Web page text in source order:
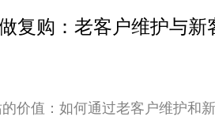
复购：老客户维护与新
价值：如何通过老客户维护和